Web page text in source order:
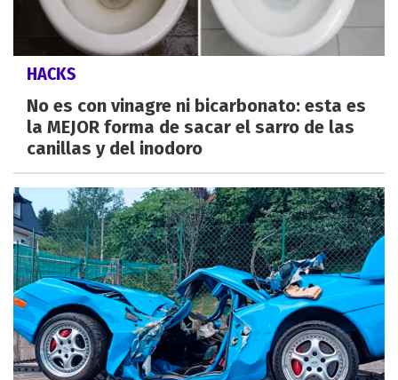
HACKS
No es con vinagre ni bicarbonato: esta es
la MEJOR forma de sacar el sarro de las
canillas y del inodoro